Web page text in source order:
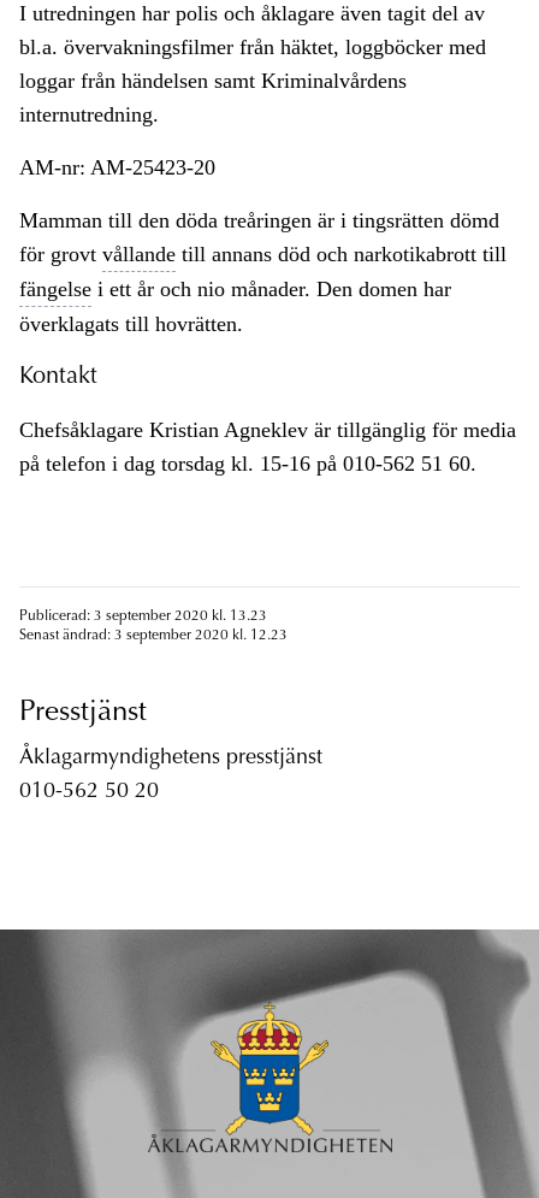
I utredningen har polis och åklagare även tagit del av
bl.a. övervakningsfilmer från häktet, loggböcker med
loggar från händelsen samt Kriminalvårdens
internutredning.
AM-nr: AM-25423-20
Mamman till den döda treåringen är i tingsrätten dömd
för grovt vållande till annans död och narkotikabrott till
fängelse i ett år och nio månader. Den domen har
överklagats till hovrätten.
Kontakt
Chefsåklagare Kristian Agneklev är tillgänglig för media
på telefon i dag torsdag kl. 15-16 på 010-562 51 60.
Publicerad: 3 september 2020 kl. 13.23
Senast ändrad: 3 september 2020 kl. 12.23
Presstjänst
Åklagarmyndighetens presstjänst
010-562 50 20